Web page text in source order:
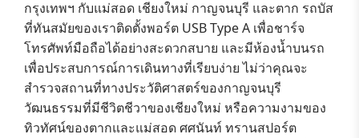
กรุงเทพฯ กับแม่สอด เชียงใหม่ กาญจนบุรี และตาก รถบัส
ที่ทันสมัยของเราติดตั้งพอร์ต USB Type A เพื่อชาร์จ
โทรศัพท์มือถือได้อย่างสะดวกสบาย และมีห้องน้ำบนรถ
เพื่อประสบการณ์การเดินทางที่เรียบง่าย ไม่ว่าคุณจะ
สำรวจสถานที่ทางประวัติศาสตร์ของกาญจนบุรี
วัฒนธรรมที่มีชีวิตชีวาของเชียงใหม่ หรือความงามของ
ทิวทัศน์ของตากและแม่สอดศศนันท์ ทรานสปอร์ต